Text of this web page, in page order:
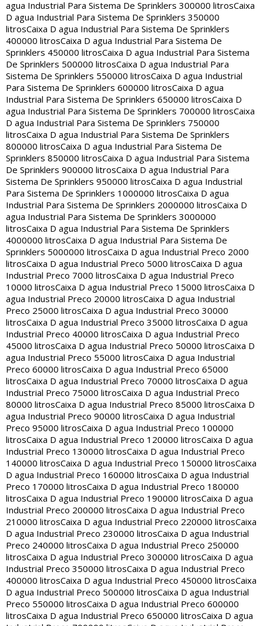
agua Industrial Para Sistema De Sprinklers 300000 litrosCaixa
D agua Industrial Para Sistema De Sprinklers 350000
litrosCaixa D agua Industrial Para Sistema De Sprinklers
400000 litrosCaixa D agua Industrial Para Sistema De
Sprinklers 450000 litrosCaixa D agua Industrial Para Sistema
De Sprinklers 500000 litrosCaixa D agua Industrial Para
Sistema De Sprinklers 550000 litrosCaixa D agua Industrial
Para Sistema De Sprinklers 600000 litrosCaixa D agua
Industrial Para Sistema De Sprinklers 650000 litrosCaixa D
agua Industrial Para Sistema De Sprinklers 700000 litrosCaixa
D agua Industrial Para Sistema De Sprinklers 750000
litrosCaixa D agua Industrial Para Sistema De Sprinklers
800000 litrosCaixa D agua Industrial Para Sistema De
Sprinklers 850000 litrosCaixa D agua Industrial Para Sistema
De Sprinklers 900000 litrosCaixa D agua Industrial Para
Sistema De Sprinklers 950000 litrosCaixa D agua Industrial
Para Sistema De Sprinklers 1000000 litrosCaixa D agua
Industrial Para Sistema De Sprinklers 2000000 litrosCaixa D
agua Industrial Para Sistema De Sprinklers 3000000
litrosCaixa D agua Industrial Para Sistema De Sprinklers
4000000 litrosCaixa D agua Industrial Para Sistema De
Sprinklers 5000000 litrosCaixa D agua Industrial Preco 2000
litrosCaixa D agua Industrial Preco 5000 litrosCaixa D agua
Industrial Preco 7000 litrosCaixa D agua Industrial Preco
10000 litrosCaixa D agua Industrial Preco 15000 litrosCaixa D
agua Industrial Preco 20000 litrosCaixa D agua Industrial
Preco 25000 litrosCaixa D agua Industrial Preco 30000
litrosCaixa D agua Industrial Preco 35000 litrosCaixa D agua
Industrial Preco 40000 litrosCaixa D agua Industrial Preco
45000 litrosCaixa D agua Industrial Preco 50000 litrosCaixa D
agua Industrial Preco 55000 litrosCaixa D agua Industrial
Preco 60000 litrosCaixa D agua Industrial Preco 65000
litrosCaixa D agua Industrial Preco 70000 litrosCaixa D agua
Industrial Preco 75000 litrosCaixa D agua Industrial Preco
80000 litrosCaixa D agua Industrial Preco 85000 litrosCaixa D
agua Industrial Preco 90000 litrosCaixa D agua Industrial
Preco 95000 litrosCaixa D agua Industrial Preco 100000
litrosCaixa D agua Industrial Preco 120000 litrosCaixa D agua
Industrial Preco 130000 litrosCaixa D agua Industrial Preco
140000 litrosCaixa D agua Industrial Preco 150000 litrosCaixa
D agua Industrial Preco 160000 litrosCaixa D agua Industrial
Preco 170000 litrosCaixa D agua Industrial Preco 180000
litrosCaixa D agua Industrial Preco 190000 litrosCaixa D agua
Industrial Preco 200000 litrosCaixa D agua Industrial Preco
210000 litrosCaixa D agua Industrial Preco 220000 litrosCaixa
D agua Industrial Preco 230000 litrosCaixa D agua Industrial
Preco 240000 litrosCaixa D agua Industrial Preco 250000
litrosCaixa D agua Industrial Preco 300000 litrosCaixa D agua
Industrial Preco 350000 litrosCaixa D agua Industrial Preco
400000 litrosCaixa D agua Industrial Preco 450000 litrosCaixa
D agua Industrial Preco 500000 litrosCaixa D agua Industrial
Preco 550000 litrosCaixa D agua Industrial Preco 600000
litrosCaixa D agua Industrial Preco 650000 litrosCaixa D agua